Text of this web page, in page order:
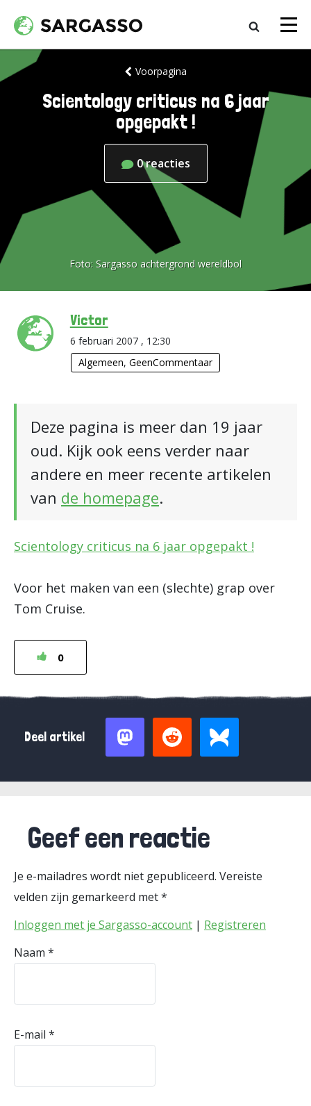
Voorpagina
Scientology criticus na 6 jaar
opgepakt !
0reacties
Foto: Sargasso achtergrond wereldbol
Victor
6 februari 2007 , 12:30
Algemeen, GeenCommentaar
Deze pagina is meer dan 19 jaar
oud. Kijk ook eens verder naar
andere en meer recente artikelen
van de homepage.
Scientology criticus na 6 jaar opgepakt !
Voor het maken van een (slechte) grap over
Tom Cruise.
0
Deel artikel
Geef een reactie
Je e-mailadres wordt niet gepubliceerd. Vereiste
velden zijn gemarkeerd met*
Inloggen met je Sargasso-account | Registreren
Naam *
E-mail *